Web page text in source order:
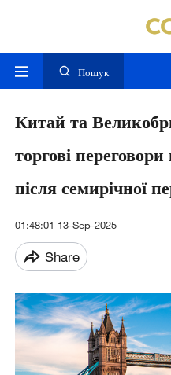
Пошук
Китай та
торгові
після семирічної
01:48:01 13-Sep-2025
Share